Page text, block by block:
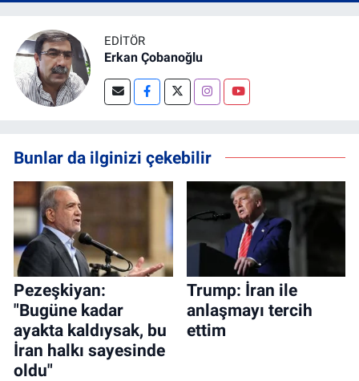
EDITÖR
Erkan Çobanoğlu
Bunlar da ilginizi çekebilir
Pezeşkiyan:
"Bugüne kadar
ayakta kaldıysak, bu
İran halkı sayesinde
oldu"
Trump: İran ile
anlaşmayı tercih
ettim